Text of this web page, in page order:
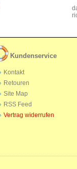
Kundenservice
Kontakt
Retouren
Site Map
RSS Feed
Vertrag widerrufen